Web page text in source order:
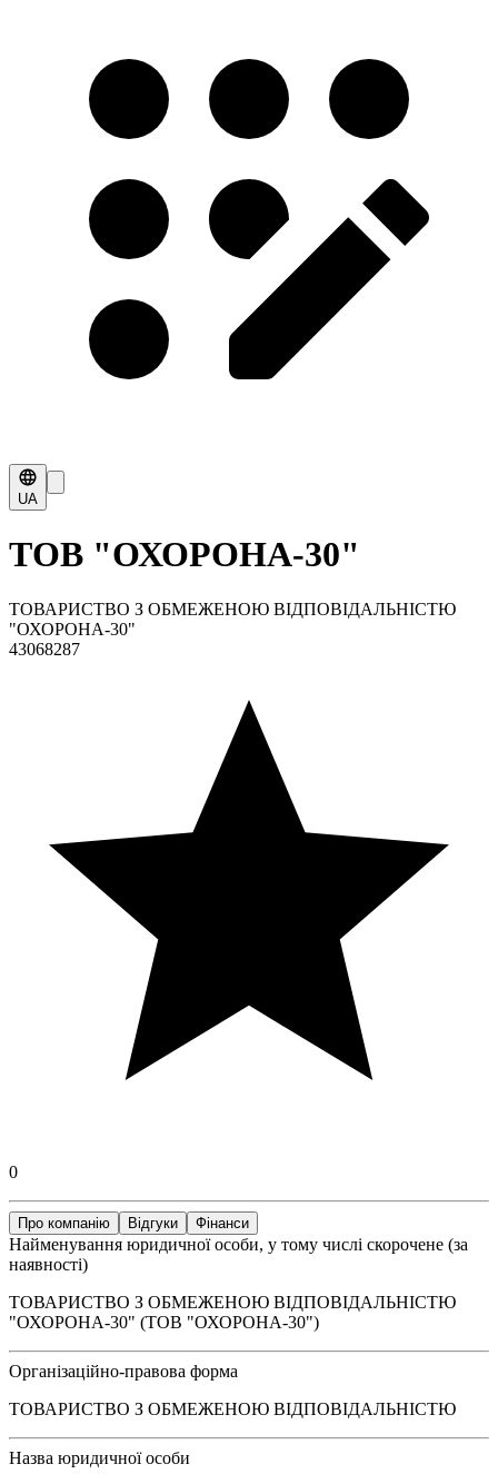
UA
ТОВ "ОХОРОНА-30"
ТОВАРИСТВО З ОБМЕЖЕНОЮ ВІДПОВІДАЛЬНІСТЮ
"ОХОРОНА-30"
43068287
0
Про компанію Відгуки Фінанси
Найменування юридичної особи, у тому числі скорочене (за
наявності)
ТОВАРИСТВО З ОБМЕЖЕНОЮ ВІДПОВІДАЛЬНІСТЮ
"ОХОРОНА-30" (ТОВ "ОХОРОНА-30")
Організаційно-правова форма
ТОВАРИСТВО З ОБМЕЖЕНОЮ ВІДПОВІДАЛЬНІСТЮ
Назва юридичної особи